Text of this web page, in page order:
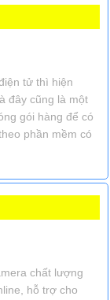
tử thì hiện
đây cũng là một
gói hàng để có
phần mềm có
chất lượng
hỗ trợ cho